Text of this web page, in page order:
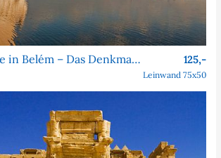
Goldene Stunde in Belém – Das Denkmal der Entdeckungen 125,-
Leinwand 75x50